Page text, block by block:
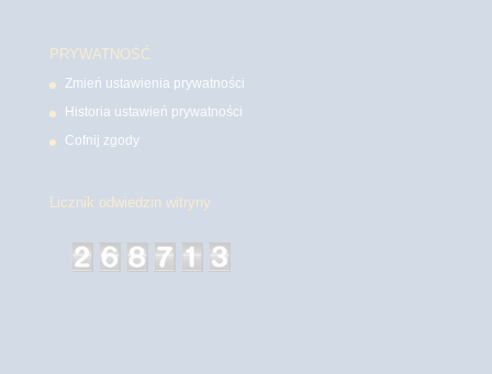
PRYWATNOŚĆ
Zmień ustawienia prywatności
Historia ustawień prywatności
Cofnij zgody
Licznik odwiedzin witryny